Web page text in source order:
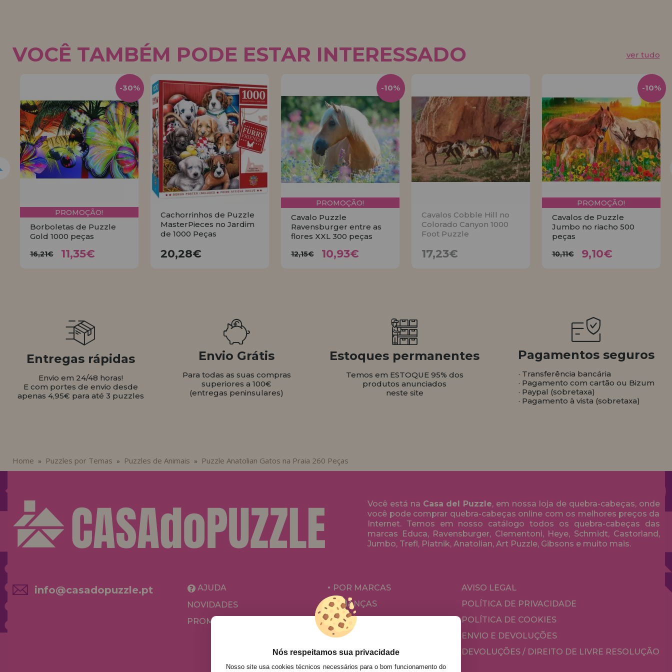
VOCÊ TAMBÉM PODE ESTAR INTERESSADO ver tudo
PROMOÇÃO!
Borboletas de Puzzle
Gold 1000 peças
16,21€ 11,35€
-30%
Cachorrinhos de Puzzle
MasterPieces no Jardim
de 1000 Peças
20,28€
PROMOÇÃO!
Cavalo Puzzle
Ravensburger entre as
flores XXL 300 peças
12,15€ 10,93€
-10%
Cavalos Cobble Hill no
Colorado Canyon 1000
Foot Puzzle
17,23€
PROMOÇÃO!
Cavalos de Puzzle
Jumbo no riacho 500
peças
10,11€ 9,10€
-10%
Entregas rápidas
Envio em 24/48 horas!
E com portes de envio desde
apenas 4,95€ para até 3 puzzles
Envio Grátis
Para todas as suas compras
superiores a 100€
(entregas peninsulares)
Estoques permanentes
Temos em ESTOQUE 95% dos
produtos anunciados
neste site
Pagamentos seguros
· Transferência bancária
· Pagamento com cartão ou Bizum
· Paypal (sobretaxa)
· Pagamento à vista (sobretaxa)
Home » Puzzles por Temas » Puzzles de Animais » Puzzle Anatolian Gatos na Praia 260 Peças
Você está na Casa del Puzzle, em nossa loja de quebra-cabeças, onde
você pode comprar quebra-cabeças online com os melhores preços da
Internet. Temos em nosso catálogo todos os quebra-cabeças das
marcas Educa, Ravensburger, Clementoni, Heye, Schmidt, Castorland,
Jumbo, Trefl, Piatnik, Anatolian, Art Puzzle, Gibsons e muito mais.
info@casadopuzzle.pt
AJUDA
NOVIDADES
PROMOÇÕES E OFERTAS
POR MARCAS
CRIANÇAS
PARA ADULTOS
POR AUTORES
ACESSÓRIOS
JOGOS DE TABULEIRO
AVISO LEGAL
POLÍTICA DE PRIVACIDADE
POLÍTICA DE COOKIES
ENVIO E DEVOLUÇÕES
DEVOLUÇÕES / DIREITO DE LIVRE RESOLUÇÃO
Nós respeitamos sua privacidade
Nosso site usa cookies técnicos necessários para o bom funcionamento do